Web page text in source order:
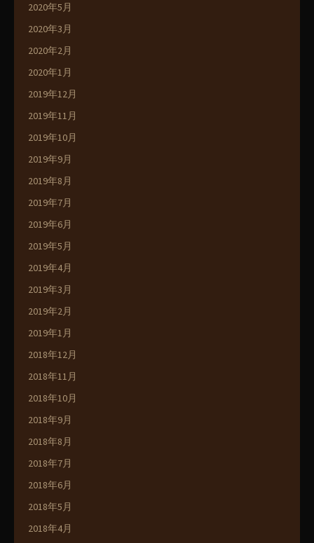
2020年5月
2020年3月
2020年2月
2020年1月
2019年12月
2019年11月
2019年10月
2019年9月
2019年8月
2019年7月
2019年6月
2019年5月
2019年4月
2019年3月
2019年2月
2019年1月
2018年12月
2018年11月
2018年10月
2018年9月
2018年8月
2018年7月
2018年6月
2018年5月
2018年4月